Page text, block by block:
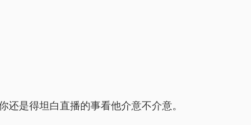
是得坦白直播的事看他介意不介意。